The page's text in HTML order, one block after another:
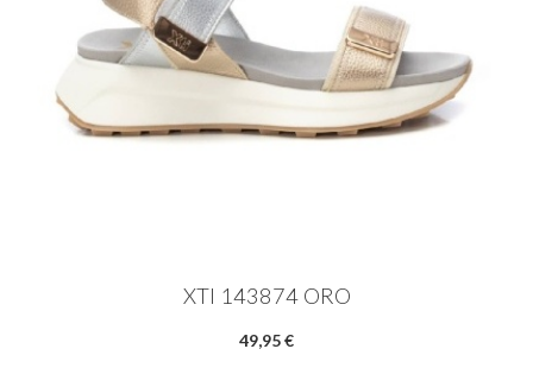
XTI 143874 ORO
49,95 €